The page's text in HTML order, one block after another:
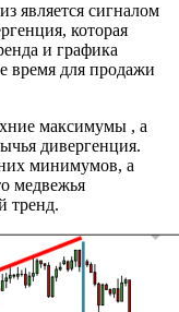
является сигналом
которая
и графика
время для продажи
максимумы , а
дивергенция.
минимумов, а
медвежья
тренд.